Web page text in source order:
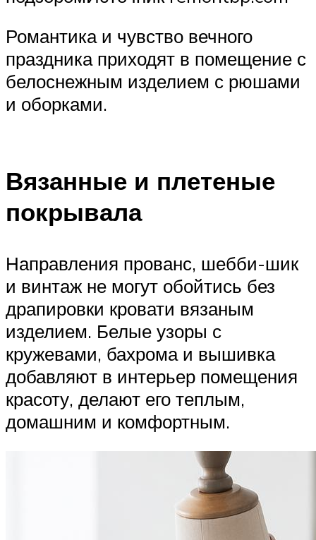
Романтика и чувство вечного
праздника приходят в помещение с
белоснежным изделием с рюшами
и оборками.
Вязанные и плетеные
покрывала
Направления прованс, шебби-шик
и винтаж не могут обойтись без
драпировки кровати вязаным
изделием. Белые узоры с
кружевами, бахрома и вышивка
добавляют в интерьер помещения
красоту, делают его теплым,
домашним и комфортным.